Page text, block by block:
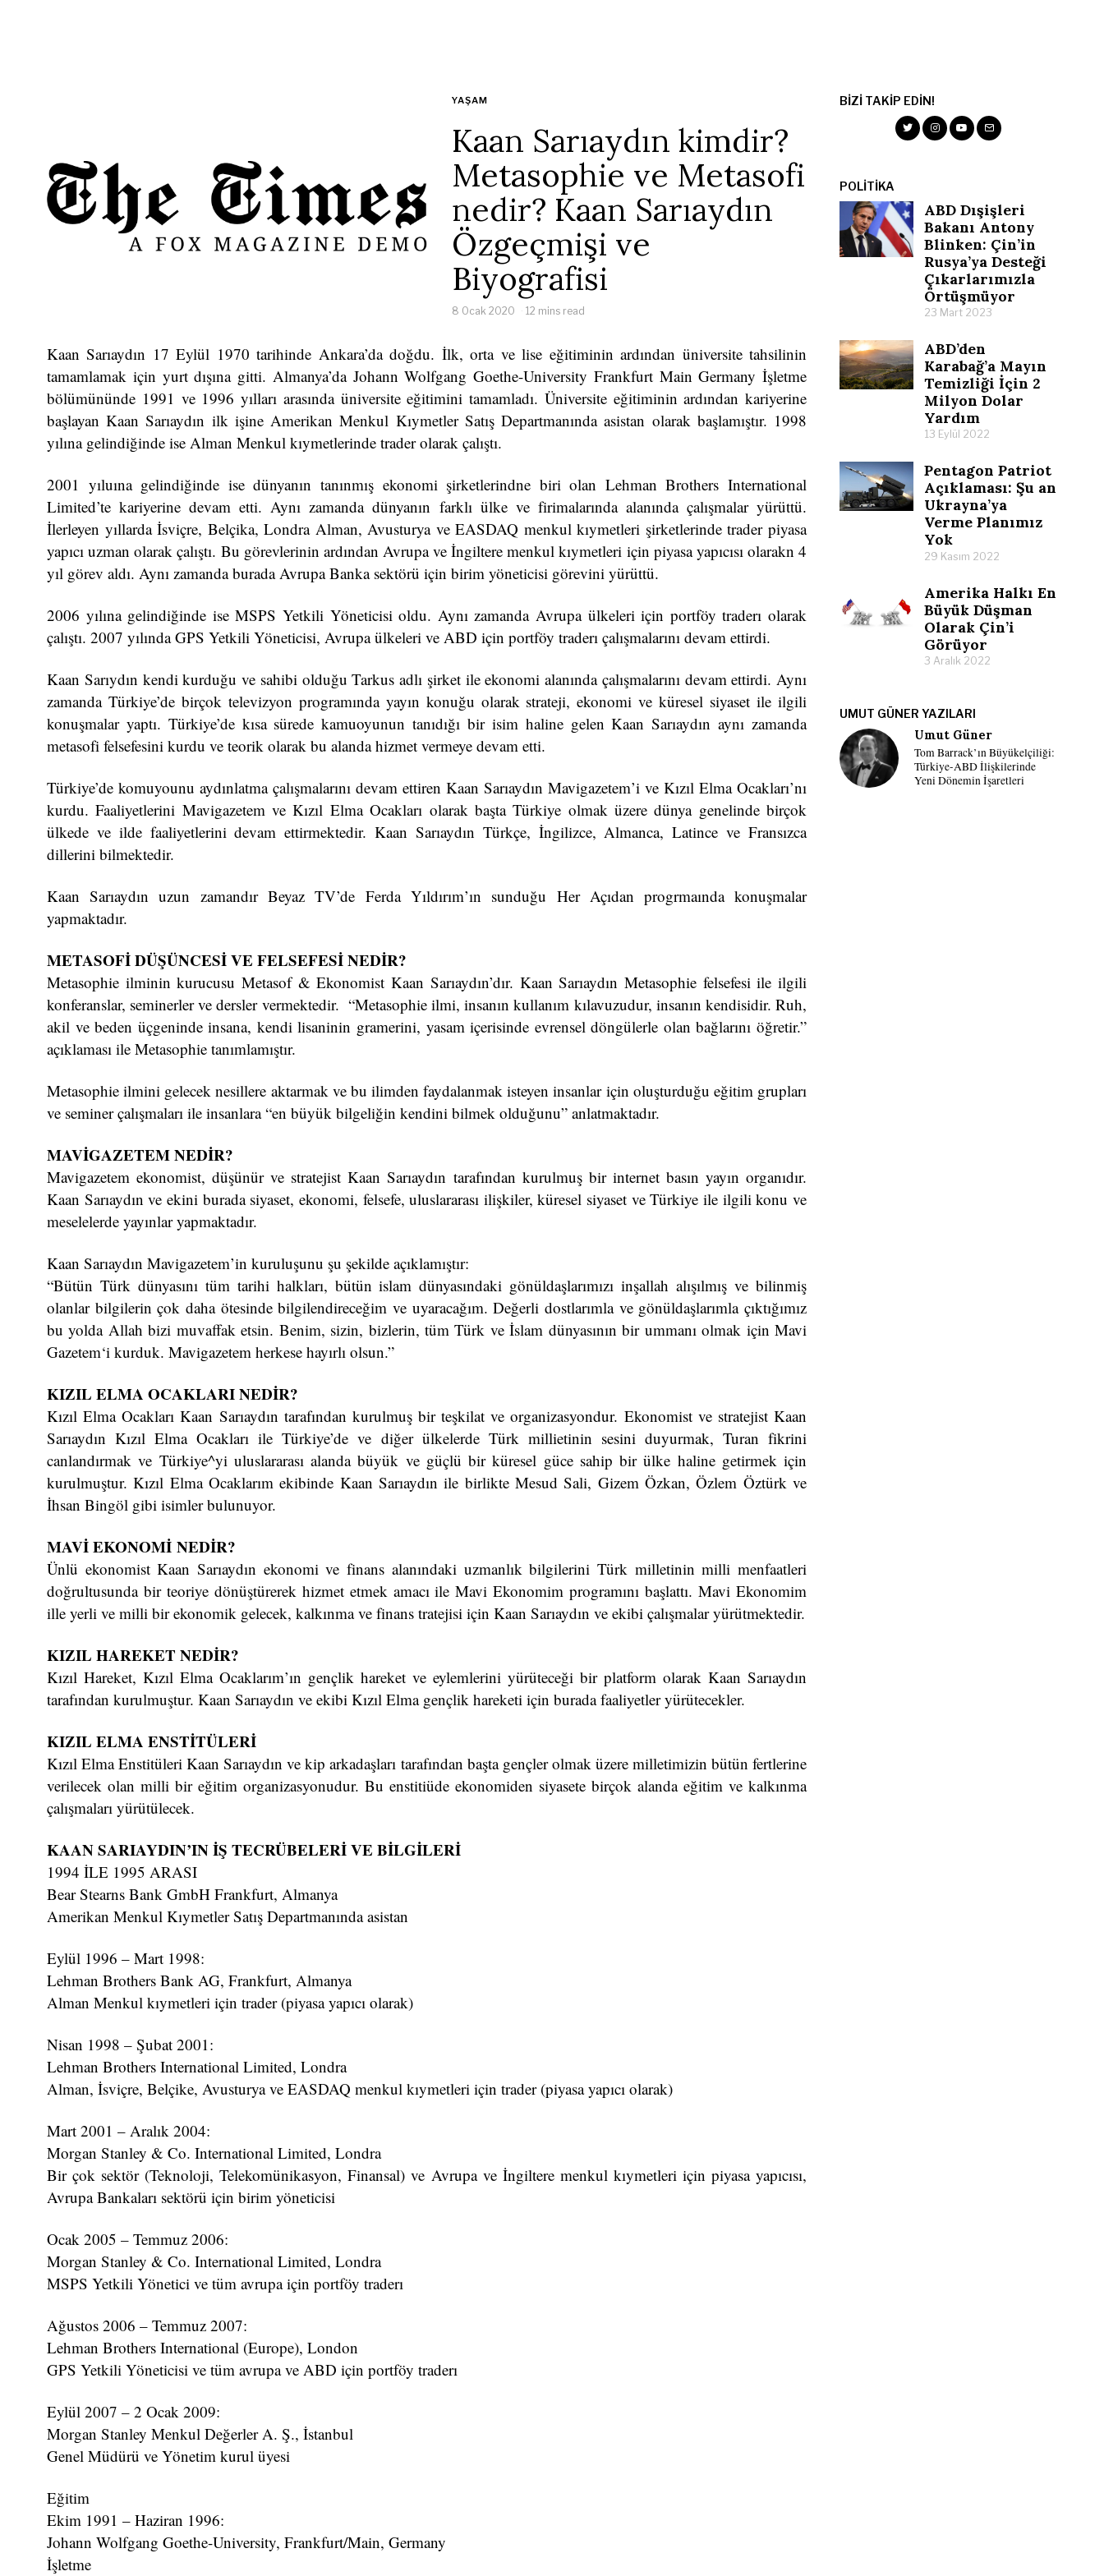
YAŞAM
Kaan Sarıaydın kimdir?
Metasophie ve Metasofi
nedir? Kaan Sarıaydın
Özgeçmişi ve
Biyografisi
8 Ocak 2020 12 mins read
Kaan Sarıaydın 17 Eylül 1970 tarihinde Ankara’da doğdu. İlk, orta ve lise eğitiminin ardından üniversite tahsilinin
tamamlamak için yurt dışına gitti. Almanya’da Johann Wolfgang Goethe-University Frankfurt Main Germany İşletme
bölümününde 1991 ve 1996 yılları arasında üniversite eğitimini tamamladı. Üniversite eğitiminin ardından kariyerine
başlayan Kaan Sarıaydın ilk işine Amerikan Menkul Kıymetler Satış Departmanında asistan olarak başlamıştır. 1998
yılına gelindiğinde ise Alman Menkul kıymetlerinde trader olarak çalıştı.
2001 yıluına gelindiğinde ise dünyanın tanınmış ekonomi şirketlerindne biri olan Lehman Brothers International
Limited’te kariyerine devam etti. Aynı zamanda dünyanın farklı ülke ve firimalarında alanında çalışmalar yürüttü.
İlerleyen yıllarda İsviçre, Belçika, Londra Alman, Avusturya ve EASDAQ menkul kıymetleri şirketlerinde trader piyasa
yapıcı uzman olarak çalıştı. Bu görevlerinin ardından Avrupa ve İngiltere menkul kıymetleri için piyasa yapıcısı olarakn 4
yıl görev aldı. Aynı zamanda burada Avrupa Banka sektörü için birim yöneticisi görevini yürüttü.
2006 yılına gelindiğinde ise MSPS Yetkili Yöneticisi oldu. Aynı zamanda Avrupa ülkeleri için portföy traderı olarak
çalıştı. 2007 yılında GPS Yetkili Yöneticisi, Avrupa ülkeleri ve ABD için portföy traderı çalışmalarını devam ettirdi.
Kaan Sarıydın kendi kurduğu ve sahibi olduğu Tarkus adlı şirket ile ekonomi alanında çalışmalarını devam ettirdi. Aynı
zamanda Türkiye’de birçok televizyon programında yayın konuğu olarak strateji, ekonomi ve küresel siyaset ile ilgili
konuşmalar yaptı. Türkiye’de kısa sürede kamuoyunun tanıdığı bir isim haline gelen Kaan Sarıaydın aynı zamanda
metasofi felsefesini kurdu ve teorik olarak bu alanda hizmet vermeye devam etti.
Türkiye’de komuyounu aydınlatma çalışmalarını devam ettiren Kaan Sarıaydın Mavigazetem’i ve Kızıl Elma Ocakları’nı
kurdu. Faaliyetlerini Mavigazetem ve Kızıl Elma Ocakları olarak başta Türkiye olmak üzere dünya genelinde birçok
ülkede ve ilde faaliyetlerini devam ettirmektedir. Kaan Sarıaydın Türkçe, İngilizce, Almanca, Latince ve Fransızca
dillerini bilmektedir.
Kaan Sarıaydın uzun zamandır Beyaz TV’de Ferda Yıldırım’ın sunduğu Her Açıdan progrmaında konuşmalar
yapmaktadır.
METASOFİ DÜŞÜNCESİ VE FELSEFESİ NEDİR?
Metasophie ilminin kurucusu Metasof & Ekonomist Kaan Sarıaydın’dır. Kaan Sarıaydın Metasophie felsefesi ile ilgili
konferanslar, seminerler ve dersler vermektedir. “Metasophie ilmi, insanın kullanım kılavuzudur, insanın kendisidir. Ruh,
akil ve beden üçgeninde insana, kendi lisaninin gramerini, yasam içerisinde evrensel döngülerle olan bağlarını öğretir.”
açıklaması ile Metasophie tanımlamıştır.
Metasophie ilmini gelecek nesillere aktarmak ve bu ilimden faydalanmak isteyen insanlar için oluşturduğu eğitim grupları
ve seminer çalışmaları ile insanlara “en büyük bilgeliğin kendini bilmek olduğunu” anlatmaktadır.
MAVİGAZETEM NEDİR?
Mavigazetem ekonomist, düşünür ve stratejist Kaan Sarıaydın tarafından kurulmuş bir internet basın yayın organıdır.
Kaan Sarıaydın ve ekini burada siyaset, ekonomi, felsefe, uluslararası ilişkiler, küresel siyaset ve Türkiye ile ilgili konu ve
meselelerde yayınlar yapmaktadır.
Kaan Sarıaydın Mavigazetem’in kuruluşunu şu şekilde açıklamıştır:
“Bütün Türk dünyasını tüm tarihi halkları, bütün islam dünyasındaki gönüldaşlarımızı inşallah alışılmış ve bilinmiş
olanlar bilgilerin çok daha ötesinde bilgilendireceğim ve uyaracağım. Değerli dostlarımla ve gönüldaşlarımla çıktığımız
bu yolda Allah bizi muvaffak etsin. Benim, sizin, bizlerin, tüm Türk ve İslam dünyasının bir ummanı olmak için Mavi
Gazetem‘i kurduk. Mavigazetem herkese hayırlı olsun.”
KIZIL ELMA OCAKLARI NEDİR?
Kızıl Elma Ocakları Kaan Sarıaydın tarafından kurulmuş bir teşkilat ve organizasyondur. Ekonomist ve stratejist Kaan
Sarıaydın Kızıl Elma Ocakları ile Türkiye’de ve diğer ülkelerde Türk millietinin sesini duyurmak, Turan fikrini
canlandırmak ve Türkiye^yi uluslararası alanda büyük ve güçlü bir küresel güce sahip bir ülke haline getirmek için
kurulmuştur. Kızıl Elma Ocaklarım ekibinde Kaan Sarıaydın ile birlikte Mesud Sali, Gizem Özkan, Özlem Öztürk ve
İhsan Bingöl gibi isimler bulunuyor.
MAVİ EKONOMİ NEDİR?
Ünlü ekonomist Kaan Sarıaydın ekonomi ve finans alanındaki uzmanlık bilgilerini Türk milletinin milli menfaatleri
doğrultusunda bir teoriye dönüştürerek hizmet etmek amacı ile Mavi Ekonomim programını başlattı. Mavi Ekonomim
ille yerli ve milli bir ekonomik gelecek, kalkınma ve finans tratejisi için Kaan Sarıaydın ve ekibi çalışmalar yürütmektedir.
KIZIL HAREKET NEDİR?
Kızıl Hareket, Kızıl Elma Ocaklarım’ın gençlik hareket ve eylemlerini yürüteceği bir platform olarak Kaan Sarıaydın
tarafından kurulmuştur. Kaan Sarıaydın ve ekibi Kızıl Elma gençlik hareketi için burada faaliyetler yürütecekler.
KIZIL ELMA ENSTİTÜLERİ
Kızıl Elma Enstitüleri Kaan Sarıaydın ve kip arkadaşları tarafından başta gençler olmak üzere milletimizin bütün fertlerine
verilecek olan milli bir eğitim organizasyonudur. Bu enstitiüde ekonomiden siyasete birçok alanda eğitim ve kalkınma
çalışmaları yürütülecek.
KAAN SARIAYDIN’IN İŞ TECRÜBELERİ VE BİLGİLERİ
1994 İLE 1995 ARASI
Bear Stearns Bank GmbH Frankfurt, Almanya
Amerikan Menkul Kıymetler Satış Departmanında asistan
Eylül 1996 – Mart 1998:
Lehman Brothers Bank AG, Frankfurt, Almanya
Alman Menkul kıymetleri için trader (piyasa yapıcı olarak)
Nisan 1998 – Şubat 2001:
Lehman Brothers International Limited, Londra
Alman, İsviçre, Belçike, Avusturya ve EASDAQ menkul kıymetleri için trader (piyasa yapıcı olarak)
Mart 2001 – Aralık 2004:
Morgan Stanley & Co. International Limited, Londra
Bir çok sektör (Teknoloji, Telekomünikasyon, Finansal) ve Avrupa ve İngiltere menkul kıymetleri için piyasa yapıcısı,
Avrupa Bankaları sektörü için birim yöneticisi
Ocak 2005 – Temmuz 2006:
Morgan Stanley & Co. International Limited, Londra
MSPS Yetkili Yönetici ve tüm avrupa için portföy traderı
Ağustos 2006 – Temmuz 2007:
Lehman Brothers International (Europe), London
GPS Yetkili Yöneticisi ve tüm avrupa ve ABD için portföy traderı
Eylül 2007 – 2 Ocak 2009:
Morgan Stanley Menkul Değerler A. Ş., İstanbul
Genel Müdürü ve Yönetim kurul üyesi
Eğitim
Ekim 1991 – Haziran 1996:
Johann Wolfgang Goethe-University, Frankfurt/Main, Germany
İşletme
BIZI TAKIP EDIN!
POLITIKA
ABD Dışişleri
Bakanı Antony
Blinken: Çin’in
Rusya’ya Desteği
Çıkarlarımızla
Örtüşmüyor
23 Mart 2023
ABD’den
Karabağ’a Mayın
Temizliği İçin 2
Milyon Dolar
Yardım
13 Eylül 2022
Pentagon Patriot
Açıklaması: Şu an
Ukrayna’ya
Verme Planımız
Yok
29 Kasım 2022
Amerika Halkı En
Büyük Düşman
Olarak Çin’i
Görüyor
3 Aralık 2022
UMUT GÜNER YAZILARI
Umut Güner
Tom Barrack’ın Büyükelçiliği:
Türkiye-ABD İlişkilerinde
Yeni Dönemin İşaretleri